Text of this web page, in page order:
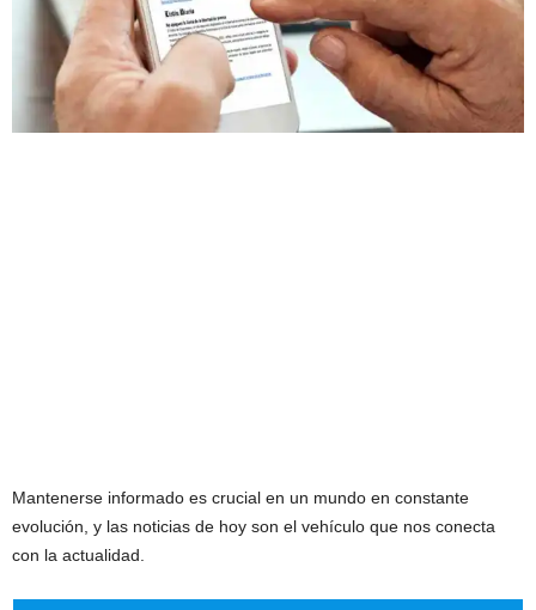
Mantenerse informado es crucial en un mundo en constante
evolución, y las noticias de hoy son el vehículo que nos conecta
con la actualidad.